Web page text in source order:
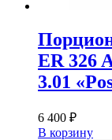
ER 326
3.01
6 400 ₽
В корзину